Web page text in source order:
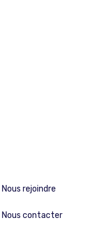
Nous rejoindre
Nous contacter